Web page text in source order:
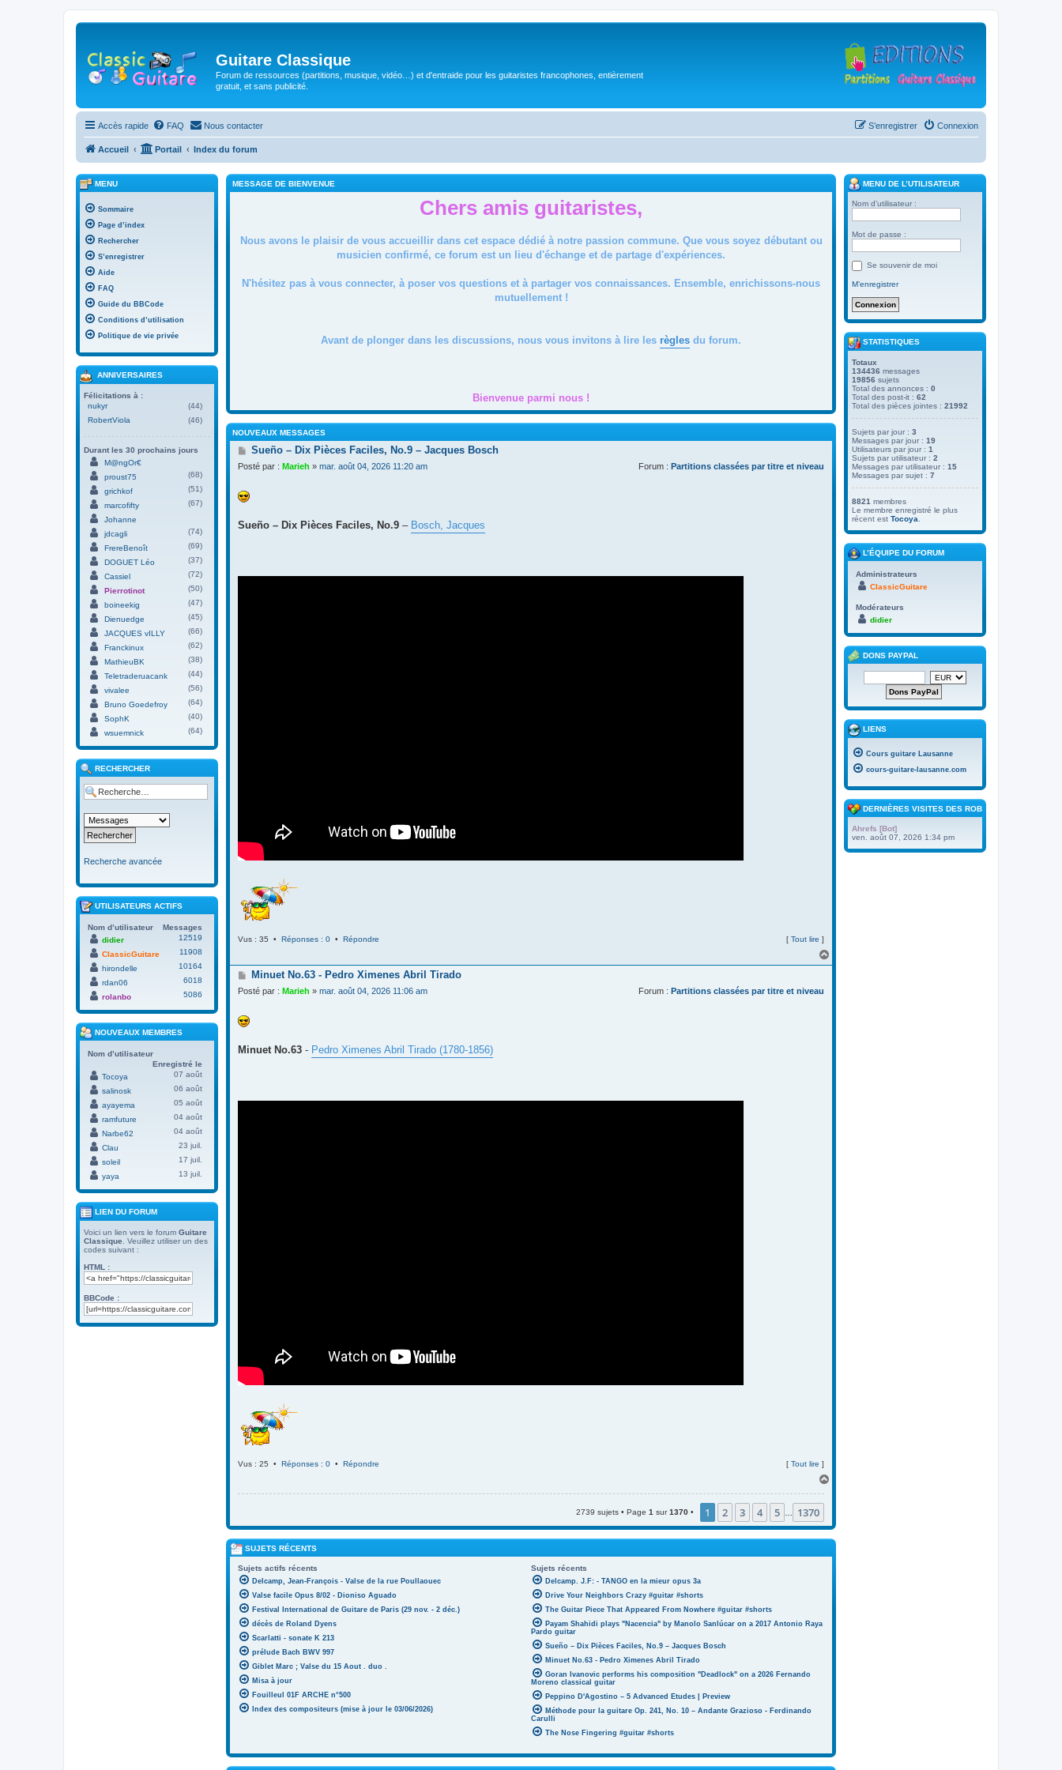
Guitare Classique
Forum de ressources (partitions, musique, vidéo…) et d'entraide pour les guitaristes francophones, entièrement
gratuit, et sans publicité.
Accès rapide FAQ Nous contacter Connexion
S’enregistrer
Accueil Portail Index du forum
MESSAGE DE BIENVENUE
Chers amis guitaristes,
Nous avons le plaisir de vous accueillir dans cet espace dédié à notre passion commune. Que vous soyez débutant ou
musicien confirmé, ce forum est un lieu d'échange et de partage d'expériences.
N'hésitez pas à vous connecter, à poser vos questions et à partager vos connaissances. Ensemble, enrichissons-nous
mutuellement !
Avant de plonger dans les discussions, nous vous invitons à lire les règles du forum.
Bienvenue parmi nous !
NOUVEAUX MESSAGES
M
s
a
g
Sueño – Dix Pièces Faciles, No.9 – Jacques Bosch
Posté par : Marieh » mar. août 04, 2026 11:20 am Forum : Partitions classées par titre et niveau
Sueño – Dix Pièces Faciles, No.9 – Bosch, Jacques
Vus : 35 • Réponses : 0 • Répondre [ Tout lire ]
a
M
s
a
g
Minuet No.63 - Pedro Ximenes Abril Tirado
Posté par : Marieh » mar. août 04, 2026 11:06 am Forum : Partitions classées par titre et niveau
Minuet No.63 - Pedro Ximenes Abril Tirado (1780-1856)
Vus : 25 • Réponses : 0 • Répondre [ Tout lire ]
2739 sujets • Page 1 sur1370 • 1 2 3 4 5 1370
SUJETS RÉCENTS
Sujets actifs récents Sujets récents
Delcamp, Jean-François - Valse de la rue Poullaouec
Valse facile Opus 8/02 - Dioniso Aguado
Festival International de Guitare de Paris (29 nov. - 2 déc.)
décès de Roland Dyens
Scarlatti - sonate K 213
prélude Bach BWV 997
Giblet Marc ; Valse du 15 Aout . duo .
Misa à jour
Fouilleul 01F ARCHE n°500
Index des compositeurs (mise à jour le 03/06/2026)
Delcamp. J.F: - TANGO en la mieur opus 3a
Drive Your Neighbors Crazy #guitar #shorts
The Guitar Piece That Appeared From Nowhere #guitar #shorts
Payam Shahidi plays "Nacencia" by Manolo Sanlúcar on a 2017 Antonio Raya
Pardo guitar
Sueño – Dix Pièces Faciles, No.9 – Jacques Bosch
Minuet No.63 - Pedro Ximenes Abril Tirado
Goran Ivanovic performs his composition "Deadlock" on a 2026 Fernando
Moreno classical guitar
Peppino D'Agostino – 5 Advanced Etudes | Preview
Méthode pour la guitare Op. 241, No. 10 – Andante Grazioso - Ferdinando
Carulli
The Nose Fingering #guitar #shorts
MENU
Sommaire
Page d’index
Rechercher
S’enregistrer
Aide
FAQ
Guide du BBCode
Conditions d’utilisation
Politique de vie privée
ANNIVERSAIRES
Félicitations à :
nukyr
(44)
RobertViola
(46)
Durant les 30 prochains jours
M@ngOr€
proust75
(68)
grichkof
(51)
marcofifty
(67)
Johanne
jdcagli
(74)
FrereBenoît
(69)
DOGUET Léo
(37)
Cassiel
(72)
Pierrotinot
(50)
boineekig
(47)
Dienuedge
(45)
JACQUES vILLY
(66)
Franckinux
(62)
MathieuBK
(38)
Teletraderuacank
(44)
vivalee
(56)
Bruno Goedefroy
(64)
SophK
(40)
wsuemnick
(64)
RECHERCHER
Recherche avancée
UTILISATEURS ACTIFS
Nom d’utilisateur
Messages
didier
12519
ClassicGuitare
11908
hirondelle
10164
rdan06
6018
rolanbo
5086
NOUVEAUX MEMBRES
Nom d’utilisateur
Enregistré le
Tocoya
07 août
salinosk
06 août
ayayema
05 août
ramfuture
04 août
Narbe62
04 août
Clau
23 juil.
soleil
17 juil.
yaya
13 juil.
LIEN DU FORUM
Voici un lien vers le forum Guitare
Classique . Veuillez utiliser un des
codes suivant :
HTML :
BBCode :
MENU DE L’UTILISATEUR
Nom d’utilisateur :
Mot de passe :
Se souvenir de moi
M’enregistrer
STATISTIQUES
Totaux
134436 messages
19856 sujets
Total des annonces : 0
Total des post-it : 62
Total des pièces jointes : 21992
Sujets par jour : 3
Messages par jour : 19
Utilisateurs par jour : 1
Sujets par utilisateur : 2
Messages par utilisateur : 15
Messages par sujet : 7
8821 membres
Le membre enregistré le plus
récent est Tocoya
L’ÉQUIPE DU FORUM
Administrateurs
ClassicGuitare
Modérateurs
didier
DONS PAYPAL
LIENS
Cours guitare Lausanne
cours-guitare-lausanne.com
DERNIÈRES VISITES DES ROBOTS
Ahrefs [Bot]
ven. août 07, 2026 1:34 pm